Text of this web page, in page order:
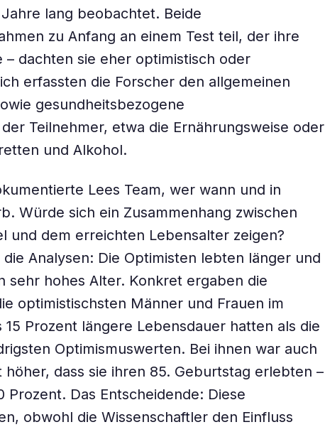
lang beobachtet. Beide
zu Anfang an einem Test teil, der ihre
dachten sie eher optimistisch oder
erfassten die Forscher den allgemeinen
gesundheitsbezogene
Teilnehmer, etwa die Ernährungsweise oder
und Alkohol.
Lees Team, wer wann und in
Würde sich ein Zusammenhang zwischen
und dem erreichten Lebensalter zeigen?
Analysen: Die Optimisten lebten länger und
sehr hohes Alter. Konkret ergaben die
optimistischsten Männer und Frauen im
Prozent längere Lebensdauer hatten als die
Optimismuswerten. Bei ihnen war auch
höher, dass sie ihren 85. Geburtstag erlebten –
Prozent. Das Entscheidende: Diese
obwohl die Wissenschaftler den Einfluss